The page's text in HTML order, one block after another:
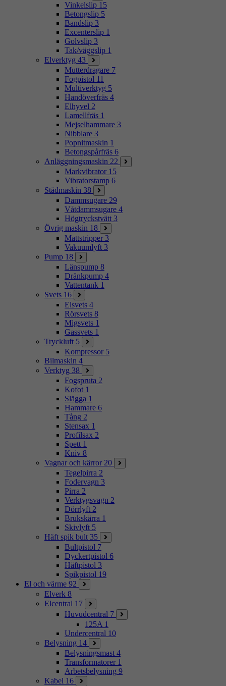
Vinkelslip 15
Betongslip 5
Bandslip 3
Excenterslip 1
Golvslip 3
Tak/väggslip 1
Elverktyg 43
Mutterdragare 7
Fogpistol 11
Multiverktyg 5
Handöverfräs 4
Elhyvel 2
Lamellfräs 1
Mejselhammare 3
Nibblare 3
Popnitmaskin 1
Betongspårfräs 6
Anläggningsmaskin 22
Markvibrator 15
Vibratorstamp 6
Städmaskin 38
Dammsugare 29
Våtdammsugare 4
Högtryckstvätt 3
Övrig maskin 18
Mattstripper 3
Vakuumlyft 3
Pump 18
Länspump 8
Dränkpump 4
Vattentank 1
Svets 16
Elsvets 4
Rörsvets 8
Migsvets 1
Gassvets 1
Tryckluft 5
Kompressor 5
Bilmaskin 4
Verktyg 38
Fogspruta 2
Kofot 1
Slägga 1
Hammare 6
Tång 2
Stensax 1
Profilsax 2
Spett 1
Kniv 8
Vagnar och kärror 20
Tegelpirra 2
Fodervagn 3
Pirra 2
Verktygsvagn 2
Dörrlyft 2
Brukskärra 1
Skivlyft 5
Häft spik bult 35
Bultpistol 7
Dyckertpistol 6
Häftpistol 3
Spikpistol 19
El och värme 92
Elverk 8
Elcentral 17
Huvudcentral 7
125A 1
Undercentral 10
Belysning 14
Belysningsmast 4
Transformatorer 1
Arbetsbelysning 9
Kabel 16